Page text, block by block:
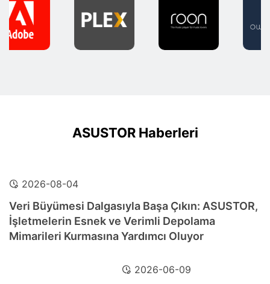
ASUSTOR Haberleri
2026-08-04
Veri Büyümesi Dalgasıyla Başa Çıkın: ASUSTOR,
İşletmelerin Esnek ve Verimli Depolama
Mimarileri Kurmasına Yardımcı Oluyor
2026-06-09